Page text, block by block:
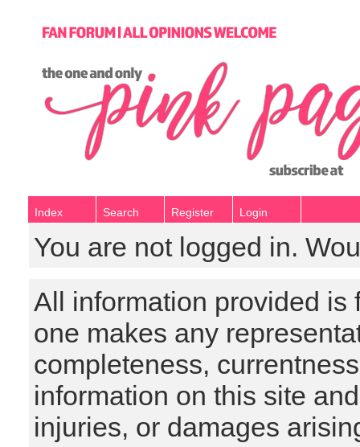
Index Search Register Login
You are not logged in.
All information provided is
one makes any
completeness,
information on this site
injuries, or damages